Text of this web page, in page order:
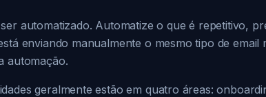
automatizado. Automatize o que é repetitivo,
enviando manualmente o mesmo tipo de email
automação.
geralmente estão em quatro áreas: